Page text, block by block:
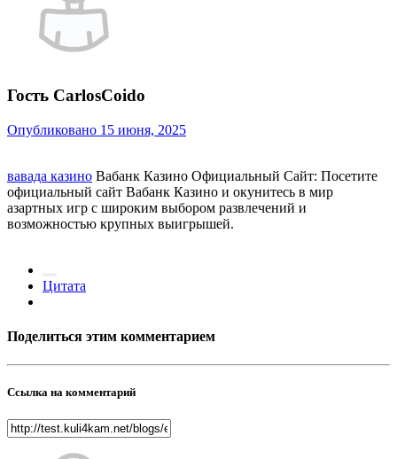
Гость CarlosCoido
Опубликовано 15 июня, 2025
вавада казино Вабанк Казино Официальный Сайт: Посетите
официальный сайт Вабанк Казино и окунитесь в мир
азартных игр с широким выбором развлечений и
возможностью крупных выигрышей.
Цитата
Поделиться этим комментарием
Ссылка на комментарий